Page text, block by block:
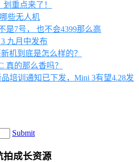
重点来了！
些无人机
是7号， 也不会4399那么高
九月中发布
机到底是怎么样的？
真的那么香吗？
培训通知已下发，Mini 3有望4.28发
Submit
拍成长资源